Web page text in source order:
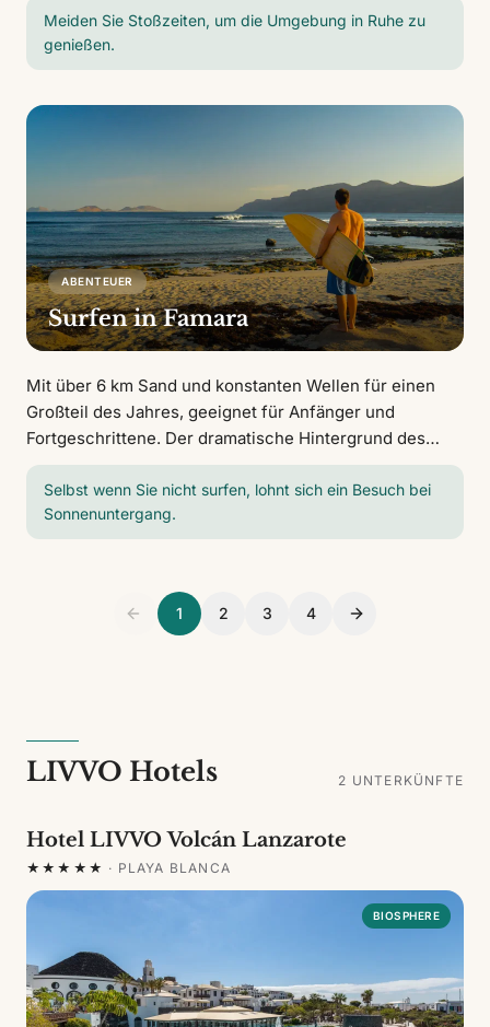
blinde Krebs, eine endemische Art.
Meiden Sie Stoßzeiten, um die Umgebung in Ruhe zu
genießen.
ABENTEUER
Surfen in Famara
Mit über 6 km Sand und konstanten Wellen für einen
Großteil des Jahres, geeignet für Anfänger und
Fortgeschrittene. Der dramatische Hintergrund des
Risco de Famara und das entspannte Dorf machen es
zu einem der authentischsten Orte der Insel.
Selbst wenn Sie nicht surfen, lohnt sich ein Besuch bei
Sonnenuntergang.
1 2 3 4
LIVVO Hotels 2 UNTERKÜNFTE
Hotel LIVVO Volcán Lanzarote
★★★★★ · PLAYA BLANCA
BIOSPHERE